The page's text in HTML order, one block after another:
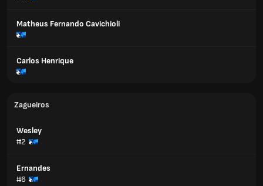
Matheus Fernando Cavichioli
Carlos Henrique
Zagueiros
Wesley
#2
Ernandes
#6